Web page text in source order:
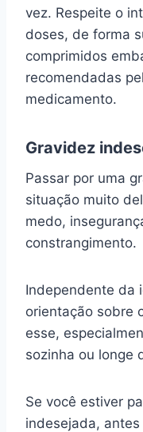
vez. Respeite o
doses, de forma
comprimidos
recomendadas
medicamento.
Gravidez
Passar por uma
situação muito
medo,
constrangimento.
Independente da
orientação sobre
esse,
sozinha ou longe
Se você estiver
indesejada,